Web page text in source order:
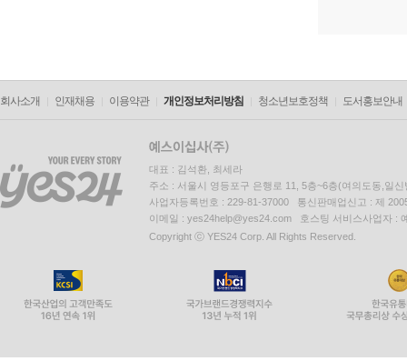
회사소개 인재채용 이용약관 개인정보처리방침 청소년보호정책 도서홍보안내
대표 : 김석환, 최세라
주소 : 서울시 영등포구 은행로 11, 5층~6층(여의도동,일신
사업자등록번호 : 229-81-37000 통신판매업신고 : 제
이메일 : yes24help@yes24.com 호스팅 서비스사업자 :
Copyright ⓒ YES24 Corp. All Rights Reserved.